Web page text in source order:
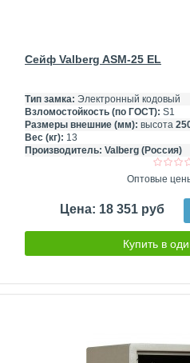
Сейф Valberg ASM-25 EL
Тип замка: Электронный кодовый
Взломостойкость (по ГОСТ): S1
Размеры внешние (мм): высота
Вес (кг): 13
Производитель: Valberg (Россия)
Оптовые
Цена: 18 351 руб
Купить в